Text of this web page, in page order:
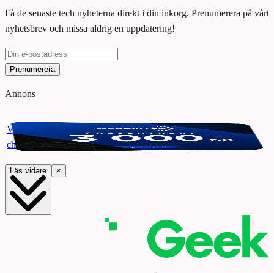
Få de senaste tech nyheterna direkt i din inkorg. Prenumerera på vårt
nyhetsbrev och missa aldrig en uppdatering!
Prenumerera
Annons
Vinn ett presentkort på Webhallen. Delta i vår giveaway för
chansen att vinna 3000 kr.
Läs vidare ×